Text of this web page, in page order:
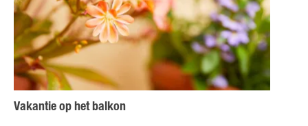
Vakantie op het balkon